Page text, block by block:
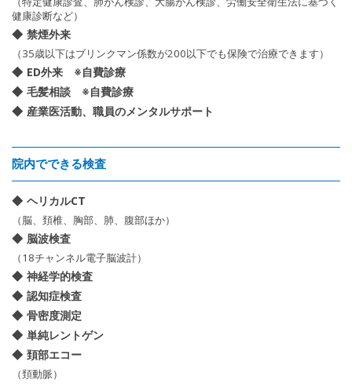
健康診断など）
禁煙外来
（35歳以下はブリンクマン係数が200以下でも保険で治療できます）
ED外来 ※自費診療
毛髪相談 ※自費診療
産業医活動、職員のメンタルサポート
院内でできる検査
ヘリカルCT
（脳、頚椎、胸部、肺、腹部ほか）
脳波検査
（18チャンネル電子脳波計）
神経学的検査
認知症検査
骨密度測定
単純レントゲン
頚部エコー
（頚動脈）